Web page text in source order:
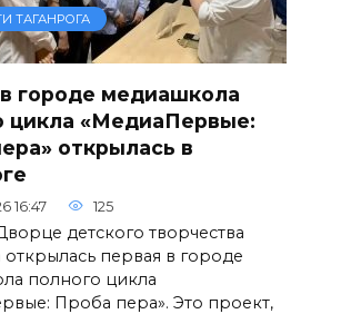
ТАГАНРОГА
городе медиашкола
цикла «МедиаПервые:
открылась в
16:47 125
детского творчества
открылась первая в городе
полного цикла
Проба пера». Это проект,